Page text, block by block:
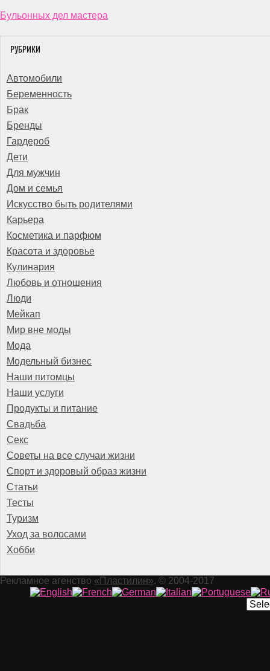
Бульонных дел мастера
РУБРИКИ
Автомобили
Беременность
Брак
Бренды
Гардероб
Дети
Для мужчин
Дом и семья
Искусство быть родителями
Карьера
Косметика и парфюм
Красота и здоровье
Кулинария
Любовь и отношения
Люди
Мейкап
Мир вне моды
Мода
Модельный бизнес
Наши питомцы
Наши услуги
Продукты и питание
Свадьба
Секс
Советы на все случаи жизни
Спорт и здоровый образ жизни
Статьи
Тесты
Туризм
Уход за волосами
Хобби
Рекламное агенство «Пластилин». © 2004-2017